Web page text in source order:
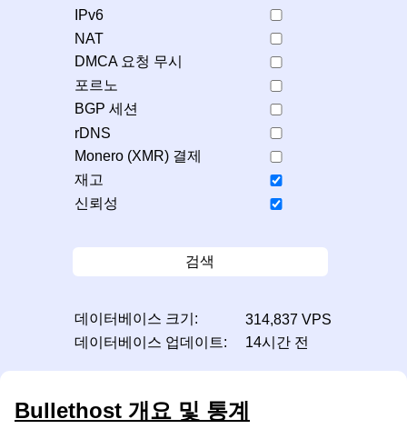
IPv6
NAT
DMCA 요청 무시
포르노
BGP 세션
rDNS
Monero (XMR) 결제
재고
신뢰성
검색
데이터베이스 크기:
314,837 VPS
데이터베이스 업데이트:
14시간 전
Bullethost 개요 및 통계